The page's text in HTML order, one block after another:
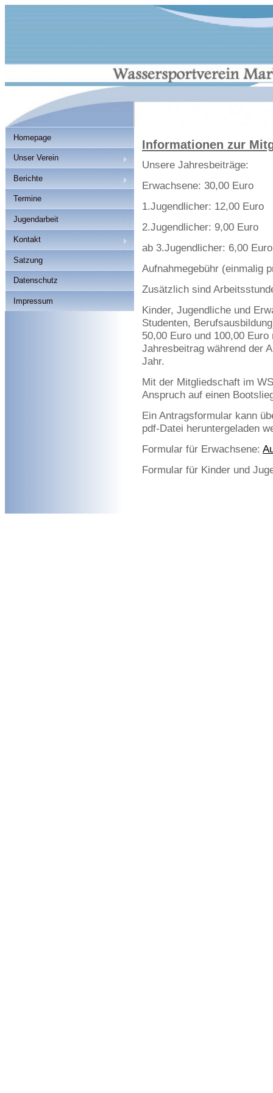
Homepage
Unser Verein
Berichte
Termine
Jugendarbeit
Kontakt
Satzung
Datenschutz
Impressum
Informationen zur
Unsere Jahresbeiträge:
Erwachsene: 30,00 Euro
1.Jugendlicher: 12,00 Euro
2.Jugendlicher: 9,00 Euro
ab 3.Jugendlicher: 6,00 Euro
Aufnahmegebühr (einmalig
Zusätzlich sind
Kinder, Jugendliche und
Studenten,
50,00 Euro und 100,00
Jahresbeitrag während der
Jahr.
Mit der Mitgliedschaft im
Anspruch auf einen
Ein Antragsformular kann
pdf-Datei heruntergeladen
Formular für Erwachsene:
Formular für Kinder und